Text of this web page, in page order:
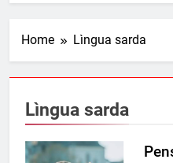
Home Lìngua sarda
Lìngua sarda